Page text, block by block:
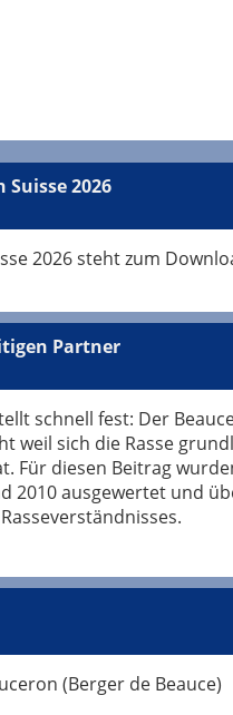
2026
2026 steht zum
Partner
schnell fest: Der
weil sich die Rasse
Für diesen Beitrag
2010 ausgewertet und
(Berger de Beauce)